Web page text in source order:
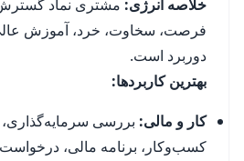
خلاصه انرژی: مشتری نماد
فرصت، سخاوت، خرد، آموزش
دوربرد است.
بهترین کاربردها:
کار و مالی: بررسی
کسب‌وکار، برنامه مالی، درخواست